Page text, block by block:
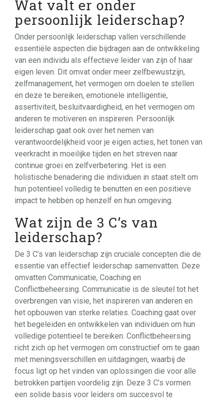
Wat valt er onder
persoonlijk leiderschap?
Onder persoonlijk leiderschap vallen verschillende
essentiële aspecten die bijdragen aan de ontwikkeling
van een individu als effectieve leider van zijn of haar
eigen leven. Dit omvat onder meer zelfbewustzijn,
zelfmanagement, het vermogen om doelen te stellen
en deze te bereiken, emotionele intelligentie,
assertiviteit, besluitvaardigheid, en het vermogen om
anderen te motiveren en inspireren. Persoonlijk
leiderschap gaat ook over het nemen van
verantwoordelijkheid voor je eigen acties, het tonen van
veerkracht in moeilijke tijden en het streven naar
continue groei en zelfverbetering. Het is een
holistische benadering die individuen in staat stelt om
hun potentieel volledig te benutten en een positieve
impact te hebben op henzelf en hun omgeving.
Wat zijn de 3 C’s van
leiderschap?
De 3 C’s van leiderschap zijn cruciale concepten die de
essentie van effectief leiderschap samenvatten. Deze
omvatten Communicatie, Coaching en
Conflictbeheersing. Communicatie is de sleutel tot het
overbrengen van visie, het inspireren van anderen en
het opbouwen van sterke relaties. Coaching gaat over
het begeleiden en ontwikkelen van individuen om hun
volledige potentieel te bereiken. Conflictbeheersing
richt zich op het vermogen om constructief om te gaan
met meningsverschillen en uitdagingen, waarbij de
focus ligt op het vinden van oplossingen die voor alle
betrokken partijen voordelig zijn. Deze 3 C’s vormen
een solide basis voor leiders om succesvol te